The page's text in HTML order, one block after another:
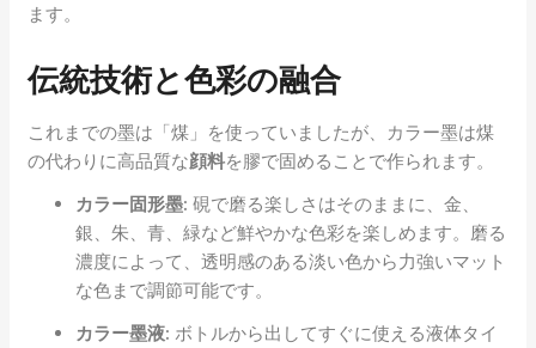
ます。
伝統技術と色彩の融合
これまでの墨は「煤」を使っていましたが、カラー墨は煤
の代わりに高品質な顔料を膠で固めることで作られます。
カラー固形墨: 硯で磨る楽しさはそのままに、金、
銀、朱、青、緑など鮮やかな色彩を楽しめます。磨る
濃度によって、透明感のある淡い色から力強いマット
な色まで調節可能です。
カラー墨液: ボトルから出してすぐに使える液体タイ